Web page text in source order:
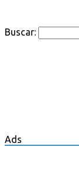
Buscar:
Ads